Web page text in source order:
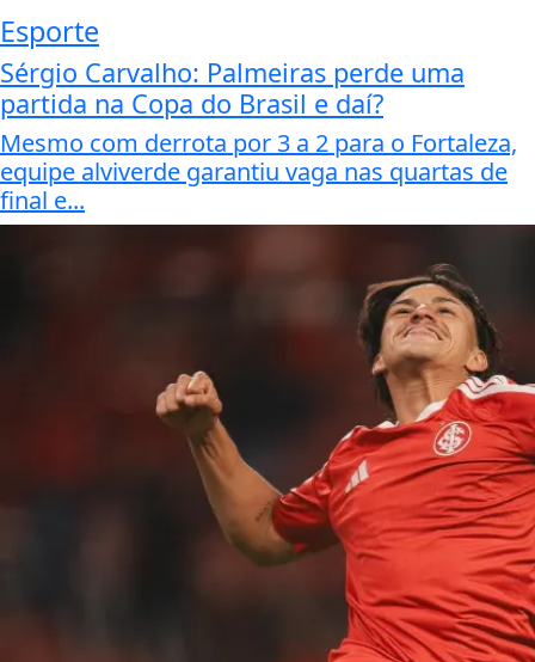
Esporte
Sérgio Carvalho: Palmeiras perde uma
partida na Copa do Brasil e daí?
Mesmo com derrota por 3 a 2 para o Fortaleza,
equipe alviverde garantiu vaga nas quartas de
final e...